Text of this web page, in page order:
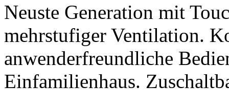
Neuste Generation mit
mehrstufiger Ventilation.
anwenderfreundliche
Einfamilienhaus.